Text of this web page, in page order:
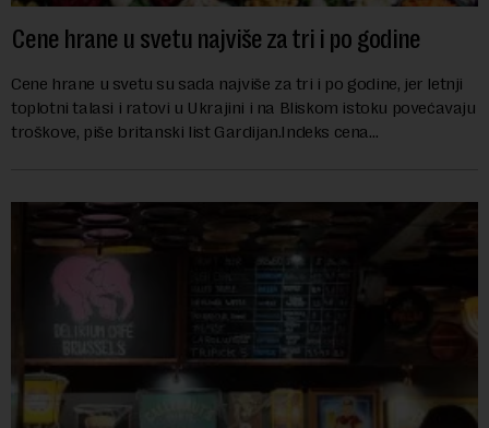
Cene hrane u svetu najviše za tri i po godine
Cene hrane u svetu su sada najviše za tri i po godine, jer letnji
toplotni talasi i ratovi u Ukrajini i na Bliskom istoku povećavaju
troškove, piše britanski list Gardijan.Indeks cena